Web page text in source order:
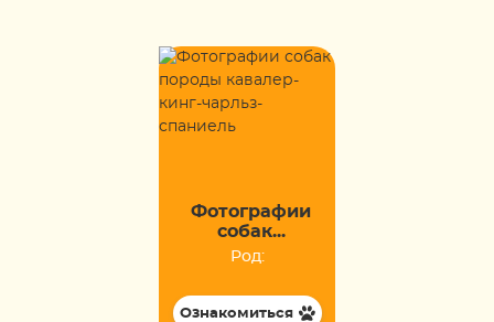
Фотографии
собак...
Род:
Ознакомиться